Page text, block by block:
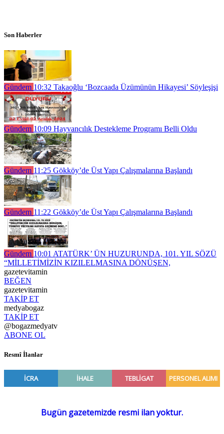
Son Haberler
Gündem 10:32 Takaoğlu ‘Bozcaada Üzümünün Hikayesi’ Söyleşişi
Gündem 10:09 Hayvancılık Destekleme Programı Belli Oldu
Gündem 11:25 Gökköy’de Üst Yapı Çalışmalarına Başlandı
Gündem 11:22 Gökköy’de Üst Yapı Çalışmalarına Başlandı
Gündem 10:01 ATATÜRK’ ÜN HUZURUNDA, 101. YIL SÖZÜ
“MİLLETİMİZİN KIZILELMASINA DÖNÜŞEN,
gazetevitamin
BEĞEN
gazetevitamin
TAKİP ET
medyabogaz
TAKİP ET
@bogazmedyatv
ABONE OL
Resmî İlanlar